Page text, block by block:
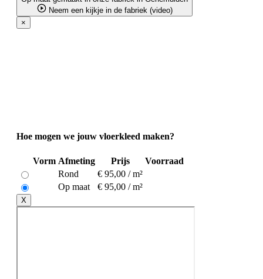
Neem een kijkje in de fabriek (video)
×
Hoe mogen we jouw vloerkleed maken?
Vorm Afmeting Prijs
Voorraad
Rond
€ 95,00 / m²
Op maat
€ 95,00 / m²
X